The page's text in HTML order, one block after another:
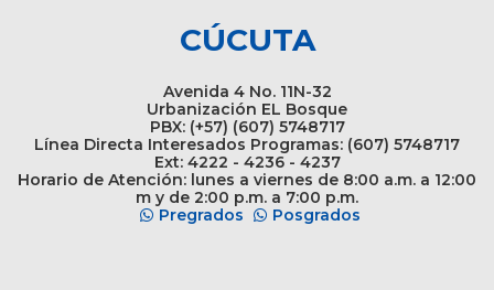
CÚCUTA
Avenida 4 No. 11N-32
Urbanización EL Bosque
PBX: (+57) (607) 5748717
Línea Directa Interesados Programas: (607) 5748717
Ext: 4222 - 4236 - 4237
Horario de Atención: lunes a viernes de 8:00 a.m. a 12:00
m y de 2:00 p.m. a 7:00 p.m.
Pregrados
Posgrados